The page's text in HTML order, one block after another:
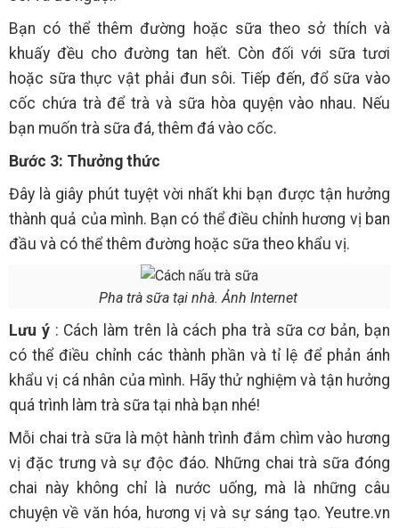
Bạn có thể thêm đường hoặc sữa theo sở thích và
khuấy đều cho đường tan hết. Còn đối với sữa tươi
hoặc sữa thực vật phải đun sôi. Tiếp đến, đổ sữa vào
cốc chứa trà để trà và sữa hòa quyện vào nhau. Nếu
bạn muốn trà sữa đá, thêm đá vào cốc.
Bước 3: Thưởng thức
Đây là giây phút tuyệt vời nhất khi bạn được tận hưởng
thành quả của mình. Bạn có thể điều chỉnh hương vị ban
đầu và có thể thêm đường hoặc sữa theo khẩu vị.
Pha trà sữa tại nhà. Ảnh Internet
Lưu ý: Cách làm trên là cách pha trà sữa cơ bản, bạn
có thể điều chỉnh các thành phần và tỉ lệ để phản ánh
khẩu vị cá nhân của mình. Hãy thử nghiệm và tận hưởng
quá trình làm trà sữa tại nhà bạn nhé!
Mỗi chai trà sữa là một hành trình đắm chìm vào hương
vị đặc trưng và sự độc đáo. Những chai trà sữa đóng
chai này không chỉ là nước uống, mà là những câu
chuyện về văn hóa, hương vị và sự sáng tạo. Yeutre.vn